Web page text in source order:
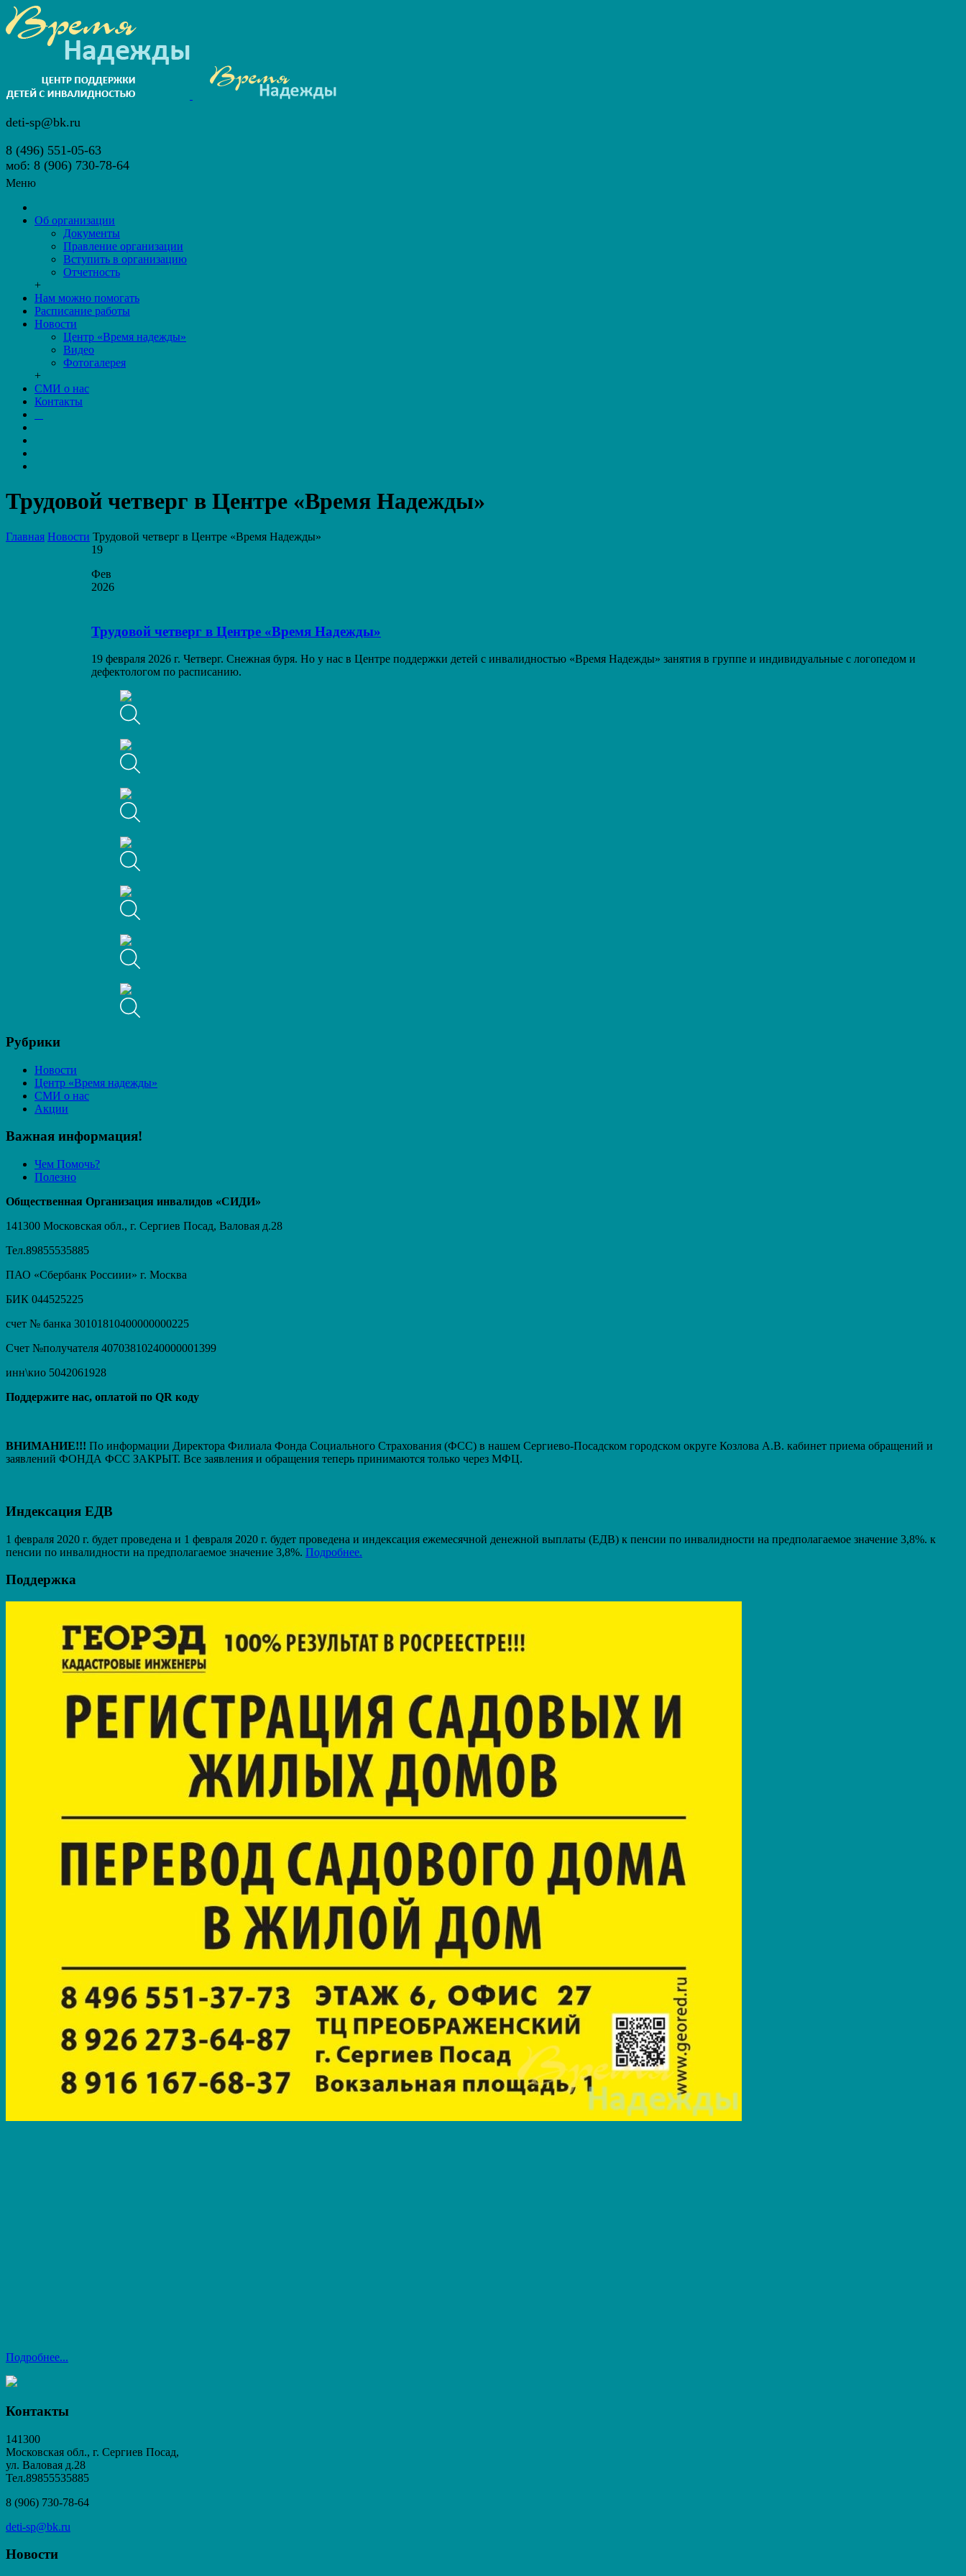
deti-sp@bk.ru
8 (496) 551-05-63
моб: 8 (906) 730-78-64
Меню
Об организации
Документы
Правление организации
Вступить в организацию
Отчетность
+
Нам можно помогать
Расписание работы
Новости
Центр «Время надежды»
Видео
Фотогалерея
+
СМИ о нас
Контакты
Трудовой четверг в Центре «Время Надежды»
Главная Новости Трудовой четверг в Центре «Время Надежды»
19
Фев
2026
Трудовой четверг в Центре «Время Надежды»
19 февраля 2026 г. Четверг. Снежная буря. Но у нас в Центре поддержки детей с инвалидностью «Время Надежды» занятия в группе и индивидуальные с логопедом и
дефектологом по расписанию.
Рубрики
Новости
Центр «Время надежды»
СМИ о нас
Акции
Важная информация!
Чем Помочь?
Полезно
Общественная Организация инвалидов «СИДИ»
141300 Московская обл., г. Сергиев Посад, Валовая д.28
Тел.89855535885
ПАО «Сбербанк Россиии» г. Москва
БИК 044525225
счет № банка 30101810400000000225
Счет №получателя 40703810240000001399
инн\кио 5042061928
Поддержите нас, оплатой по QR коду
ВНИМАНИЕ!!! По информации Директора Филиала Фонда Социального Страхования (ФСС) в нашем Сергиево-Посадском городском округе Козлова А.В. кабинет приема обращений и
заявлений ФОНДА ФСС ЗАКРЫТ. Вcе заявления и обращения теперь принимаются только через МФЦ.
Индексация ЕДВ
1 февраля 2020 г. будет проведена и 1 февраля 2020 г. будет проведена и индексация ежемесячной денежной выплаты (ЕДВ) к пенсии по инвалидности на предполагаемое значение 3,8%. к
пенсии по инвалидности на предполагаемое значение 3,8%. Подробнее.
Поддержка
Подробнее...
Контакты
141300
Московская обл., г. Сергиев Посад,
ул. Валовая д.28
Тел.89855535885
8 (906) 730-78-64
deti-sp@bk.ru
Новости